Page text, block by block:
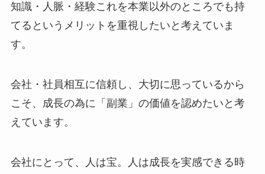
知識・人脈・経験これを本業以外のところでも持
てるというメリットを重視したいと考えていま
す。
会社・社員相互に信頼し、大切に思っているから
こそ、成長の為に「副業」の価値を認めたいと考
えています。
会社にとって、人は宝。人は成長を実感できる時